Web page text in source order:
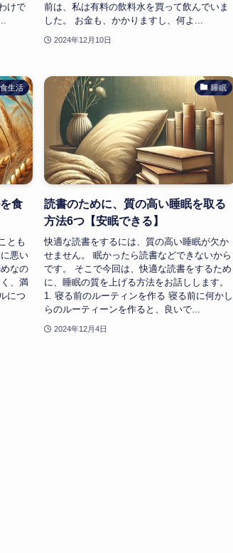
けで
前は、私は有料の飲料水を買って飲んでいま
した。 お金も、かかりますし、何よ...
2024年12月10日
食生活
食
とも
悪い
なの
、満
につ
睡眠
読書のために、質の高い睡眠を取る
方法6つ【安眠できる】
快適な読書をするには、質の高い睡眠が欠か
せません。 眠かったら読書などできないから
です。 そこで今回は、快適な読書をするため
に、睡眠の質を上げる方法をお話しします。
1. 寝る前のルーティンを作る 寝る前に何かし
らのルーティーンを作ると、良いで...
2024年12月4日